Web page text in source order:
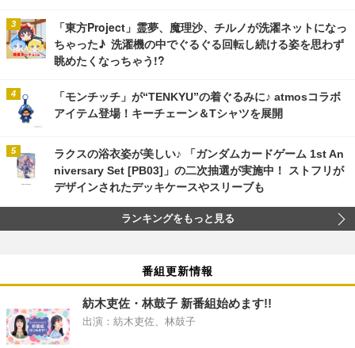
「東方Project」霊夢、魔理沙、チルノが洗濯ネットになっ
ちゃった♪ 洗濯機の中でぐるぐる回転し続ける姿を思わず
眺めたくなっちゃう!?
「モンチッチ」が“TENKYU”の着ぐるみに♪ atmosコラボ
アイテム登場！キーチェーン＆Tシャツを展開
ラクスの浴衣姿が美しい♪ 「ガンダムカードゲーム 1st An
niversary Set [PB03]」の二次抽選が実施中！ ストフリが
デザインされたデッキケースやスリーブも
ランキングをもっと見る
番組更新情報
紡木吏佐・林鼓子 新番組始めます!!
出演：紡木吏佐、林鼓子